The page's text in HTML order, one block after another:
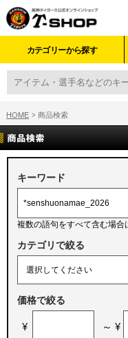
カテゴリーから探す
HOME 商品検索
キーワード
複数の語句をすべて含む場合
カテゴリで絞る
価格で絞る
¥ ～ ¥